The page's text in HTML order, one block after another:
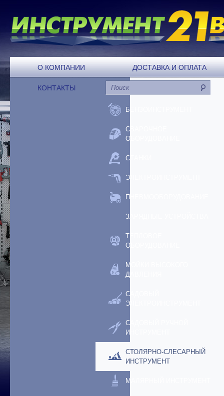
О КОМПАНИИ ДОСТАВКА И ОПЛАТА
КОНТАКТЫ
БЕНЗОИНСТРУМЕНТ
СВАРОЧНОЕ
ОБОРУДОВАНИЕ
СТАНКИ
ЭЛЕКТРОИНСТРУМЕНТ
ПНЕВМООБОРУДОВАНИЕ
ЗАРЯДНЫЕ УСТРОЙСТВА
ТЕПЛОВОЕ
ОБОРУДОВАНИЕ
МОЙКИ ВЫСОКОГО
ДАВЛЕНИЯ
САДОВЫЙ
ЭЛЕКТРОИНСТРУМЕНТ
САДОВЫЙ РУЧНОЙ
ИНСТРУМЕНТ
СТОЛЯРНО-СЛЕСАРНЫЙ
ИНСТРУМЕНТ
МАЛЯРНЫЙ ИНСТРУМЕНТ